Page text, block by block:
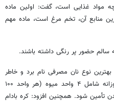
مواد غذایی است، گفت: اولین ماده
منابع آن، تخم مرغ است، ماده مهم
حضور پر رنگی داشته باشند.
نوع نان مصرفی نام برد و خاطر
نشان کرد: یک رژیم غذایی سالم باید روزانه شامل ۴ واحد میوه (هر واحد ۱۰۰
تأمین شود. همچنین افزود: کره بادام